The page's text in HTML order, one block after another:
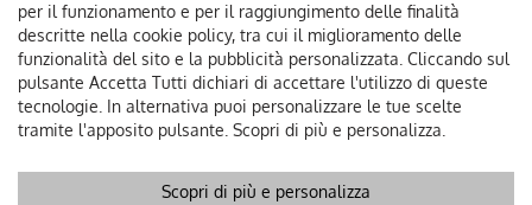
Copyright © 2026 GestionaleAuto.com S.r.l., Tutti i diritti
per il funzionamento e per il raggiungimento delle finalità
descritte nella cookie policy, tra cui il miglioramento delle
funzionalità del sito e la pubblicità personalizzata. Cliccando sul
pulsante Accetta Tutti dichiari di accettare l'utilizzo di queste
tecnologie. In alternativa puoi personalizzare le tue scelte
tramite l'apposito pulsante. Scopri di più e personalizza.
Scopri di più e personalizza